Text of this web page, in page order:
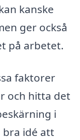
kanske
ger också
på arbetet.
faktorer
och hitta det
i
bra idé att